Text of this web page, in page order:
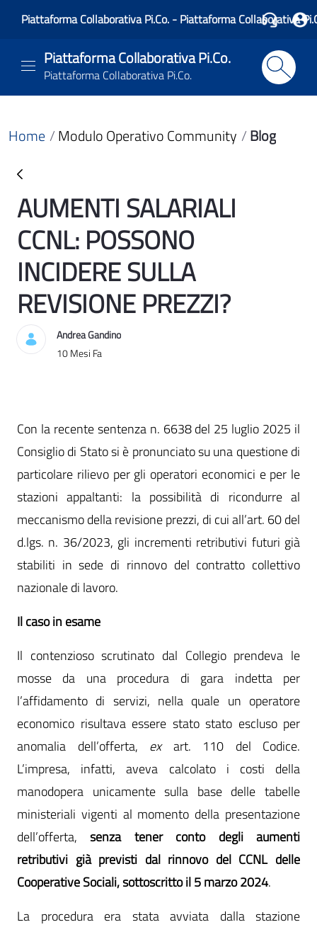
Piattaforma Collaborativa Pi.Co. - Piattaforma Collaborativa
Piattaforma Collaborativa Pi.Co.
Piattaforma Collaborativa Pi.Co.
Home Modulo Operativo Community Blog
Blog
AUMENTI SALARIALI
CCNL: POSSONO
INCIDERE SULLA
REVISIONE PREZZI?
Andrea Gandino
Data di Pubblicazione
10 Mesi Fa
Con la recente sentenza n. 6638 del 25 luglio 2025 il
Consiglio di Stato si è pronunciato su una questione di
particolare rilievo per gli operatori economici e per le
stazioni appaltanti: la possibilità di ricondurre al
meccanismo della revisione prezzi, di cui all’art. 60 del
d.lgs. n. 36/2023, gli incrementi retributivi futuri già
stabiliti in sede di rinnovo del contratto collettivo
nazionale di lavoro.
Il caso in esame
Il contenzioso scrutinato dal Collegio prendeva le
mosse da una procedura di gara indetta per
l’affidamento di servizi, nella quale un operatore
economico risultava essere stato stato escluso per
anomalia dell’offerta, exart. 110 del Codice.
L’impresa, infatti, aveva calcolato i costi della
manodopera unicamente sulla base delle tabelle
ministeriali vigenti al momento della presentazione
dell’offerta, senza tener conto degli aumenti
retributivi già previsti dal rinnovo del CCNL delle
Cooperative Sociali, sottoscritto il 5 marzo 2024.
La procedura era stata avviata dalla stazione